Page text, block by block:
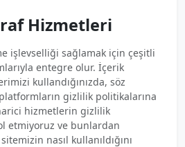
Hizmetleri
işlevselliği sağlamak için çeşitli
entegre olur. İçerik
kullandığınızda, söz
gizlilik politikalarına
hizmetlerin gizlilik
etmiyoruz ve bunlardan
nasıl kullanıldığını